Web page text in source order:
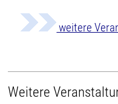
weitere
Weitere